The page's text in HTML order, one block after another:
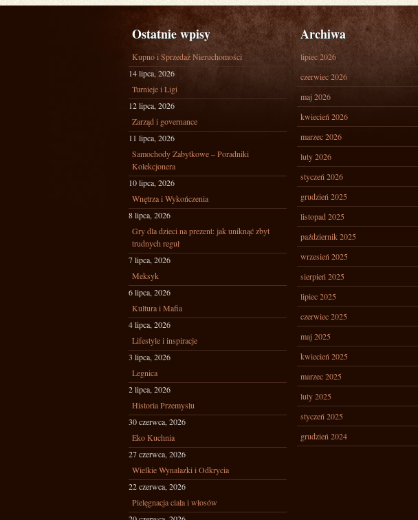
Ostatnie wpisy
Kupno i Sprzedaż Nieruchomości
14 lipca, 2026
Turnieje i Ligi
12 lipca, 2026
Zarząd i governance
11 lipca, 2026
Samochody Zabytkowe – Poradniki
Kolekcjonera
10 lipca, 2026
Wnętrza i Wykończenia
8 lipca, 2026
Gry dla dzieci na prezent: jak uniknąć zbyt
trudnych reguł
7 lipca, 2026
Meksyk
6 lipca, 2026
Kultura i Mafia
4 lipca, 2026
Lifestyle i inspiracje
3 lipca, 2026
Legnica
2 lipca, 2026
Historia Przemysłu
30 czerwca, 2026
Eko Kuchnia
27 czerwca, 2026
Wielkie Wynalazki i Odkrycia
22 czerwca, 2026
Pielęgnacja ciała i włosów
Archiwa
lipiec 2026
czerwiec 2026
maj 2026
kwiecień 2026
marzec 2026
luty 2026
styczeń 2026
grudzień 2025
listopad 2025
październik 2025
wrzesień 2025
sierpień 2025
lipiec 2025
czerwiec 2025
maj 2025
kwiecień 2025
marzec 2025
luty 2025
styczeń 2025
grudzień 2024